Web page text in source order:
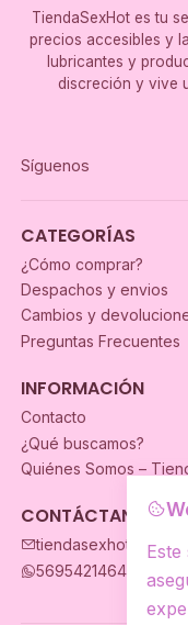
TiendaSexHot es tu
precios accesibles y
lubricantes y
discreción y vive
Síguenos
CATEGORÍAS
¿Cómo comprar?
Despachos y envios
Cambios y
Preguntas Frecuentes
INFORMACIÓN
Contacto
¿Qué buscamos?
Quiénes Somos –
CONTÁCTANOS
56954214649